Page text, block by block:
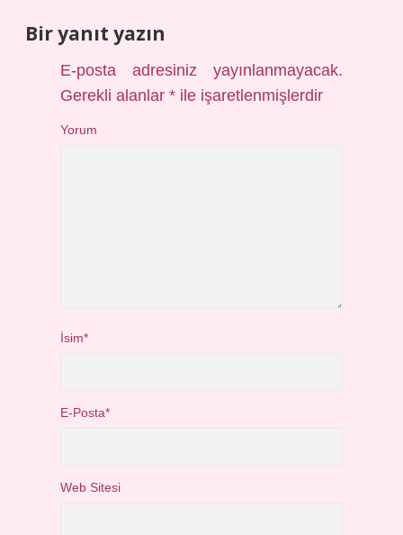
Bir yanıt yazın
E-posta adresiniz yayınlanmayacak.
Gerekli alanlar* ile işaretlenmişlerdir
Yorum
İsim*
E-Posta*
Web Sitesi